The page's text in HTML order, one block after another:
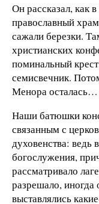
Он рассказал, как
православный
сажали березки.
христианских
поминальный
семисвечник.
Менора осталась…
Наши батюшки
связанным с
духовенства: ведь
богослужения,
рассматривало
разрешало, иногда
выставлялись